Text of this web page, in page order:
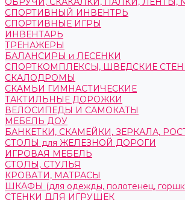
СПОРТИВНЫЙ ИНВЕНТРЬ
СПОРТИВНЫЕ ИГРЫ
ИНВЕНТАРЬ
ТРЕНАЖЕРЫ
БАЛАНСИРЫ и ЛЕСЕНКИ
СПОРТКОМПЛЕКСЫ, ШВЕДСКИЕ
СКАЛОДРОМЫ
СКАМЬИ ГИМНАСТИЧЕСКИЕ
ТАКТИЛЬНЫЕ ДОРОЖКИ
ВЕЛОСИПЕДЫ И САМОКАТЫ
МЕБЕЛЬ ДОУ
БАНКЕТКИ, СКАМЕЙКИ, ЗЕРКАЛА,
СТОЛЫ для ЖЕЛЕЗНОЙ ДОРОГИ
ИГРОВАЯ МЕБЕЛЬ
СТОЛЫ, СТУЛЬЯ
КРОВАТИ, МАТРАСЫ
ШКАФЫ (для одежды, полотенец,
СТЕНКИ ДЛЯ ИГРУШЕК